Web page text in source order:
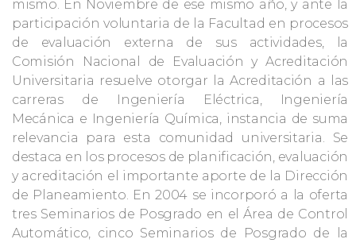
mismo. En Noviembre de ese mismo año, y ante la
participación voluntaria de la Facultad en procesos
de evaluación externa de sus actividades, la
Comisión Nacional de Evaluación y Acreditación
Universitaria resuelve otorgar la Acreditación a las
carreras de Ingeniería Eléctrica, Ingeniería
Mecánica e Ingeniería Química, instancia de suma
relevancia para esta comunidad universitaria. Se
destaca en los procesos de planificación, evaluación
y acreditación el importante aporte de la Dirección
de Planeamiento. En 2004 se incorporó a la oferta
tres Seminarios de Posgrado en el Área de Control
Automático, cinco Seminarios de Posgrado de la